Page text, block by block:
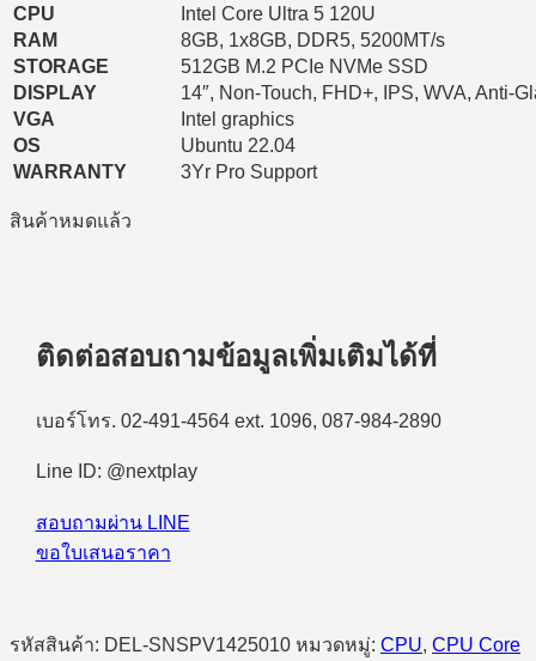
CPU
Intel Core Ultra 5 120U
RAM
8GB, 1x8GB, DDR5, 5200MT/s
STORAGE
512GB M.2 PCIe NVMe SSD
DISPLAY
14″, Non-Touch, FHD+, IPS, WVA, Anti-
VGA
Intel graphics
OS
Ubuntu 22.04
WARRANTY
3Yr Pro Support
สินค้าหมดแล้ว
ติดต่อสอบถามข้อมูลเพิ่มเติมได้ที่
เบอร์โทร. 02-491-4564 ext. 1096, 087-984-2890
Line ID: @nextplay
สอบถามผ่าน LINE
ขอใบเสนอราคา
รหัสสินค้า: DEL-SNSPV1425010 หมวดหมู่: CPU, CPU Core